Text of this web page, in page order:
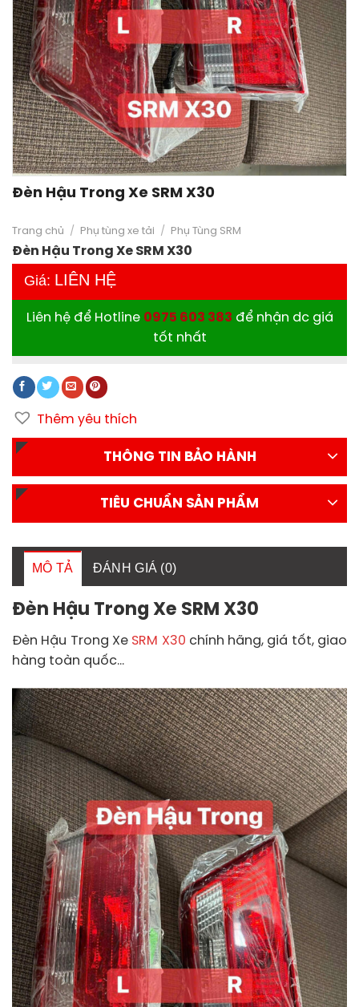
Đèn Hậu Trong Xe SRM X30
Trang chủ / Phụ tùng xe tải / Phụ Tùng SRM
Đèn Hậu Trong Xe SRM X30
Giá: LIÊN HỆ
Liên hệ để Hotline 0975 603 383 để nhận dc giá
tốt nhất
Thêm yêu thích
THÔNG TIN BẢO HÀNH
TIÊU CHUẨN SẢN PHẨM
MÔ TẢ ĐÁNH GIÁ (0)
Đèn Hậu Trong Xe SRM X30
Đèn Hậu Trong Xe SRM X30 chính hãng, giá tốt, giao
hàng toàn quốc…